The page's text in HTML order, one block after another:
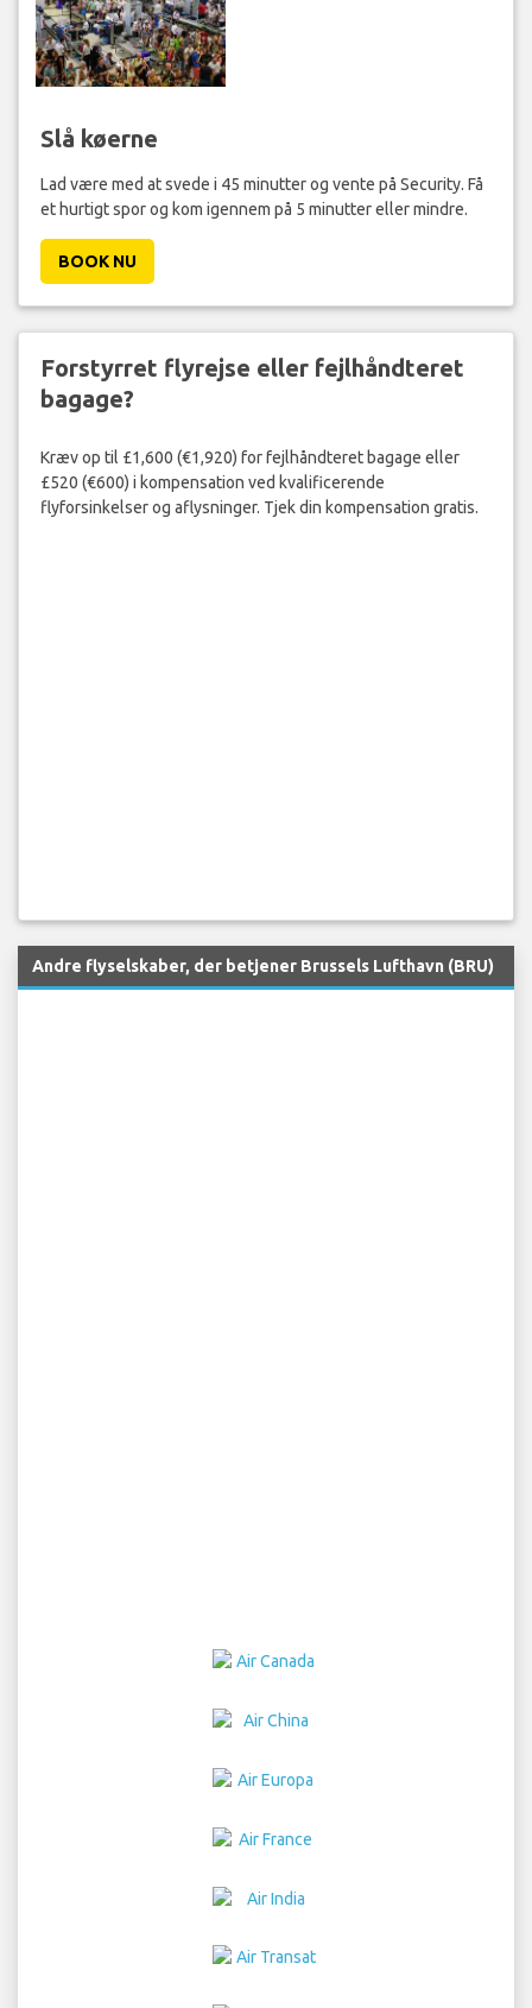
Slå køerne
Lad være med at svede i 45 minutter og vente på Security. Få
et hurtigt spor og kom igennem på 5 minutter eller mindre.
BOOK NU
Forstyrret flyrejse eller fejlhåndteret
bagage?
Kræv op til £1,600 (€1,920) for fejlhåndteret bagage eller
£520 (€600) i kompensation ved kvalificerende
flyforsinkelser og aflysninger. Tjek din kompensation gratis.
Andre flyselskaber, der betjener Brussels Lufthavn (BRU)